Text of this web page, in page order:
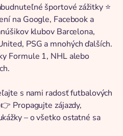
športové zážitky ⭐
na Google, Facebook a
klubov Barcelona,
PSG a mnohých ďalších.
Formule 1, NHL alebo
s nami radosť futbalových
Propagujte zájazdy,
– o všetko ostatné sa